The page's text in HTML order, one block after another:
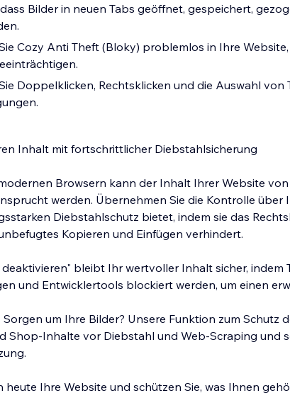
Bilder in neuen Tabs geöffnet, gespeichert,
Cozy Anti Theft (Bloky) problemlos in Ihre
Doppelklicken, Rechtsklicken und die Auswahl von
Inhalt mit fortschrittlicher Diebstahlsicherung
Browsern kann der Inhalt Ihrer Website
werden. Übernehmen Sie die Kontrolle über
Diebstahlschutz bietet, indem sie das
Kopieren und Einfügen verhindert.
bleibt Ihr wertvoller Inhalt sicher, indem
und Entwicklertools blockiert werden, um einen
Sorgen um Ihre Bilder? Unsere Funktion zum Schutz
Shop-Inhalte vor Diebstahl und Web-Scraping und
heute Ihre Website und schützen Sie, was Ihnen